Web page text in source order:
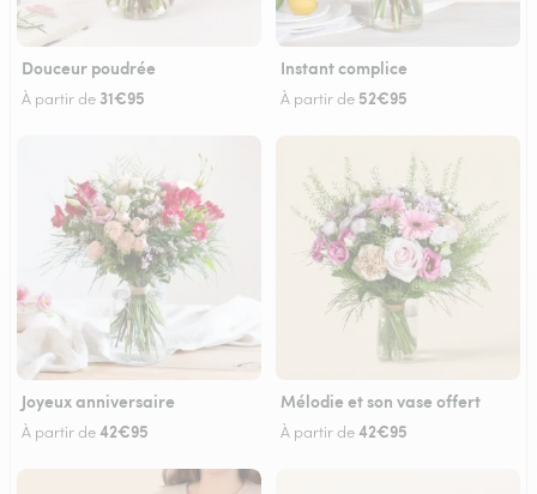
Douceur poudrée
À partir de 31€95
Instant complice
À partir de 52€95
Joyeux anniversaire
À partir de42€95
Mélodie et son vase offert
À partir de42€95